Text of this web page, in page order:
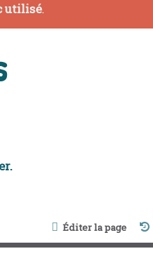
utilisé.
Éditer la page